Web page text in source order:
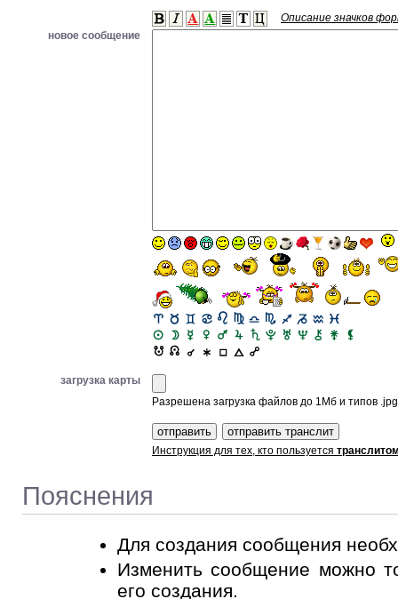
Описание значков
новое сообщение
загрузка карты
Разрешена загрузка файлов до 1Мб и типов
Инструкция для тех, кто пользуется
Пояснения
Для создания сообщения
Изменить сообщение можно
его создания.